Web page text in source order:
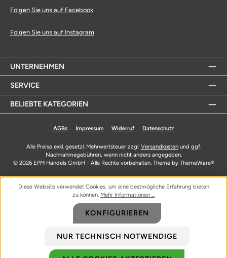
Folgen Sie uns auf Facebook
Folgen Sie uns auf Instagram
UNTERNEHMEN
SERVICE
BELIEBTE KATEGORIEN
AGBs Impressum Widerruf Datenschutz
Alle Preise exkl. gesetzl. Mehrwertsteuer zzgl. Versandkostenund ggf.
Nachnahmegebühren, wenn nicht anders angegeben.
© 2026 EPM Handels GmbH - Alle Rechte vorbehalten. Theme by ThemeWare®
Diese Website verwendet Cookies, um eine bestmögliche Erfahrung bieten
zu können. Mehr Informationen ...
NUR TECHNISCH NOTWENDIGE
KONFIGURIEREN